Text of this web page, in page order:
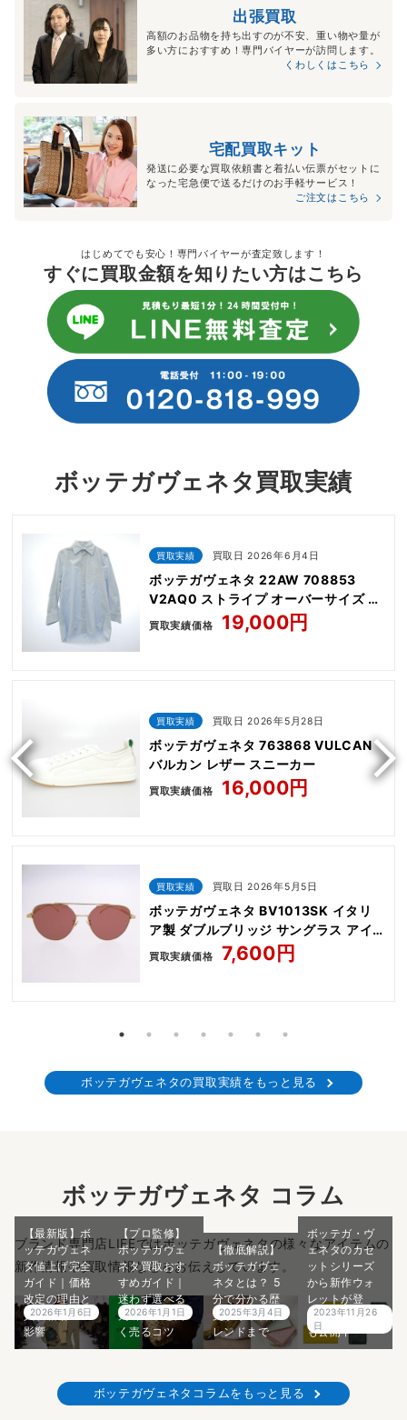
出張買取
高額のお品物を持ち出すのが不安、重い物や量が
多い方におすすめ！専門バイヤーが訪問します。
くわしくはこちら
宅配買取キット
発送に必要な買取依頼書と着払い伝票がセットに
なった宅急便で送るだけのお手軽サービス！
ご注文はこちら
はじめてでも安心！専門バイヤーが査定致します！
すぐに買取金額を知りたい方はこちら
ボッテガヴェネタ買取実績
買取実績 買取日 2026年6月4日
ボッテガヴェネタ 22AW 708853
V2AQ0 ストライプ オーバーサイズ コ
ットン 長袖 シャツ
買取実績価格 19,000円
買取実績 買取日 2026年5月28日
ボッテガヴェネタ 763868 VULCAN
バルカン レザー スニーカー
買取実績価格 16,000円
買取実績 買取日 2026年5月5日
ボッテガヴェネタ BV1013SK イタリ
ア製 ダブルブリッジ サングラス アイ
ウェア
買取実績価格 7,600円
ボッテガヴェネタの買取実績をもっと見る
ボッテガヴェネタ コラム
ブランド専門店LIFEではボッテガヴェネタの様々なアイテムの
新作情報や買取情報などをお伝えしています。
【最新版】ボ
ッテガヴェネ
タ値上げ完全
ガイド｜価格
改定の理由と
買取相場への
影響
2026年1月6日
【プロ監修】
ボッテガヴェ
ネタ買取おす
すめガイド｜
迷わず選べる
判断基準と高
く売るコツ
2026年1月1日
【徹底解説】
ボッテガヴェ
ネタとは？ 5
分で分かる歴
史から最新ト
レンドまで
2025年3月4日
ボッテガ・ヴ
ェネタのカセ
ットシリーズ
から新作ウォ
レットが登
場！買取価格
も公開中
2023年11月26
日
ボッテガヴェネタコラムをもっと見る